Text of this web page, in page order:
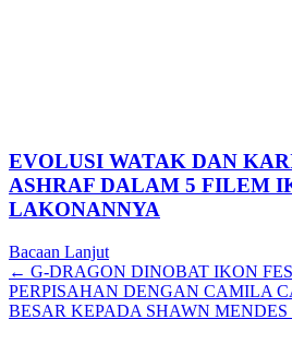
EVOLUSI WATAK DAN
ASHRAF DALAM 5 FILEM
LAKONANNYA
Bacaan Lanjut
Posts
navigation
← G-DRAGON DINOBAT IKON
PERPISAHAN DENGAN CAMILA
BESAR KEPADA SHAWN